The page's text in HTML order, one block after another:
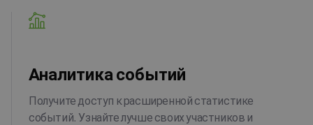
Аналитика событий
Получите доступ к расширенной статистике
событий. Узнайте лучше своих участников и